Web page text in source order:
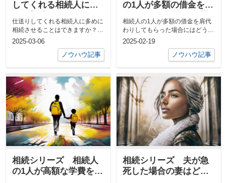
してくれる相続人に多
できますか？
仕送りしてくれる相続人に多めに
相続させることはできますか？は
じめに「相続の際、日ごろ仕送り
2025-03-06
ノウハウ記事
の1人が多額の借金を肩
合にはどうすればよい
でしょうか？
相続人の1人が多額の借金を肩代
わりしてもらった場合にはどうす
ればよいでしょうか？兄弟間の相
2025-02-19
ノウハウ記事
相続シリーズ 相続人
の1人が高額な学費を負
相続シリーズ 夫が急
死した場合の妻はどう